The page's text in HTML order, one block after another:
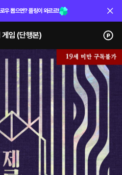
우 뽑으면? 플링이 와르르!
게임 (단행본)